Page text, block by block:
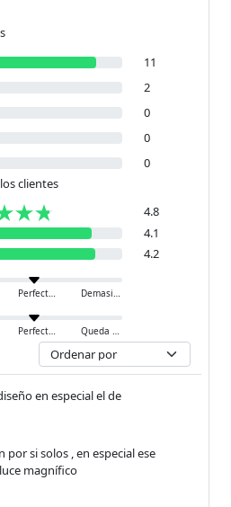
11
2
0
0
0
clientes
4.8
4.1
4.2
Perfecto Demasiado grande
Perfecto Queda holgado
en especial el de
por si solos , en especial ese
magnífico